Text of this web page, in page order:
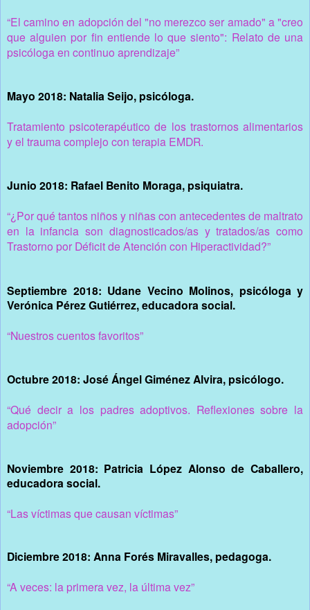
“El camino en adopción del "no merezco ser amado" a "creo
que alguien por fin entiende lo que siento": Relato de una
psicóloga en continuo aprendizaje”
Mayo 2018: Natalia Seijo, psicóloga.
Tratamiento psicoterapéutico de los trastornos alimentarios
y el trauma complejo con terapia EMDR.
Junio 2018: Rafael Benito Moraga, psiquiatra.
“¿Por qué tantos niños y niñas con antecedentes de maltrato
en la infancia son diagnosticados/as y tratados/as como
Trastorno por Déficit de Atención con Hiperactividad?”
Septiembre 2018: Udane Vecino Molinos, psicóloga y
Verónica Pérez Gutiérrez, educadora social.
“Nuestros cuentos favoritos”
Octubre 2018: José Ángel Giménez Alvira, psicólogo.
“Qué decir a los padres adoptivos. Reflexiones sobre la
adopción”
Noviembre 2018: Patricia López Alonso de Caballero,
educadora social.
“Las víctimas que causan víctimas”
Diciembre 2018: Anna Forés Miravalles, pedagoga.
“A veces: la primera vez, la última vez”